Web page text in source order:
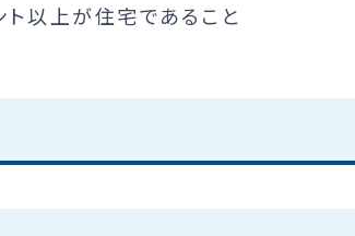
以上が住宅であること